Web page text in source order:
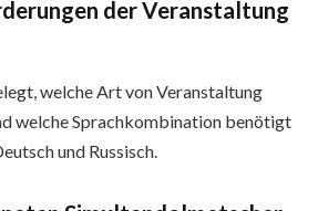
der Veranstaltung
welche Art von Veranstaltung
welche Sprachkombination benötigt
und Russisch.